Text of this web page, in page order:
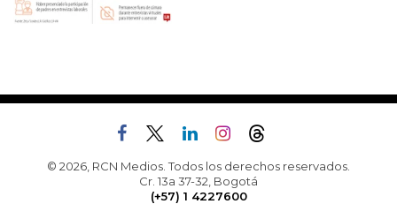
© 2026, RCN Medios. Todos los derechos reservados.
Cr. 13a 37-32, Bogotá
(+57) 1 4227600